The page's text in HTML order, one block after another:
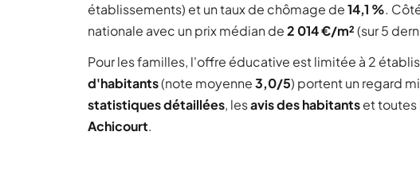
établissements) et un taux de chômage de14,1 %.
nationale avec un prix médian de2 014 €/m²(sur 5
Pour les familles, l'offre éducative est limitée à 2
d'habitants(note moyenne3,0/5) portent un regard
statistiques détaillées, lesavis des habitantset toutes
Achicourt.